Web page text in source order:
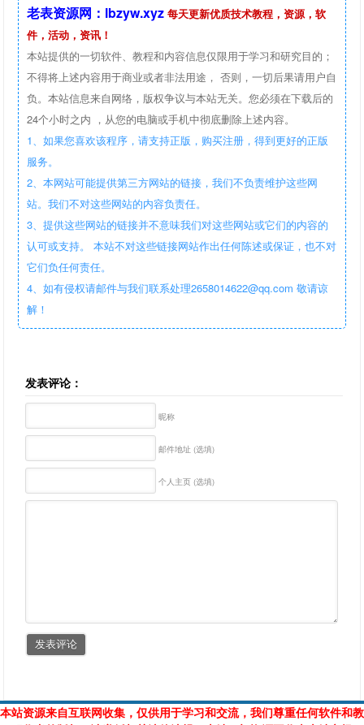
老表资源网：lbzyw.xyz 每天更新优质技术教程，资源，软
件，活动，资讯！
本站提供的一切软件、教程和内容信息仅限用于学习和研究目的；
不得将上述内容用于商业或者非法用途， 否则，一切后果请用户自
负。本站信息来自网络，版权争议与本站无关。您必须在下载后的
24个小时之内 ，从您的电脑或手机中彻底删除上述内容。
1、如果您喜欢该程序，请支持正版，购买注册，得到更好的正版
服务。
2、本网站可能提供第三方网站的链接，我们不负责维护这些网
站。我们不对这些网站的内容负责任。
3、提供这些网站的链接并不意味我们对这些网站或它们的内容的
认可或支持。 本站不对这些链接网站作出任何陈述或保证，也不对
它们负任何责任。
4、如有侵权请邮件与我们联系处理2658014622@qq.com 敬请谅
解！
发表评论：
昵称
邮件地址 (选填)
个人主页 (选填)
本站资源来自互联网收集，仅供用于学习和交流，我们尊重任何软件和教